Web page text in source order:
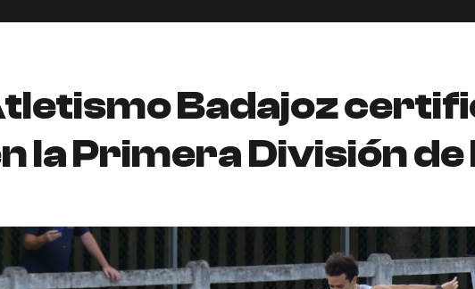
Badajoz
la Primera División de